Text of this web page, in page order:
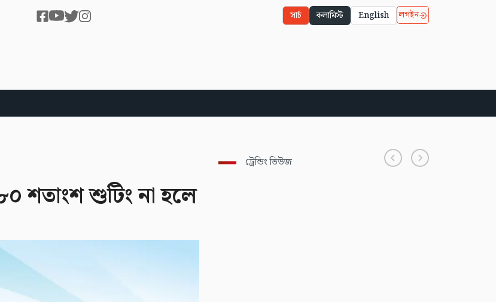
সার্চ কলামিস্ট English লগইন
শতাংশ শুটিং না হলে
ট্রেন্ডিং ভিউজ